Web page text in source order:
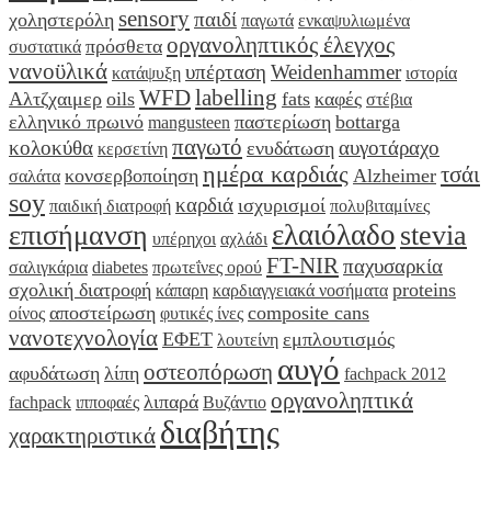
χοληστερόλη sensoryπαιδί παγωτά ενκαψυλιωμένα
συστατικά πρόσθετα οργανοληπτικός έλεγχος
νανοϋλικά κατάψυξη υπέρταση Weidenhammer ιστορία
Αλτζχαιμερ oils WFDlabelling fats καφές στέβια
ελληνικό πρωινό mangusteen παστερίωση bottarga
κολοκύθα κερσετίνη παγωτό ενυδάτωση αυγοτάραχο
σαλάτα κονσερβοποίηση ημέρα καρδιάς Alzheimer τσάι
soy παιδική διατροφή καρδιά ισχυρισμοί πολυβιταμίνες
επισήμανση υπέρηχοι αχλάδι ελαιόλαδο stevia
σαλιγκάρια diabetes πρωτεΐνες ορού FT-NIR παχυσαρκία
σχολική διατροφή κάπαρη καρδιαγγειακά νοσήματα proteins
οίνος αποστείρωση φυτικές ίνες composite cans
νανοτεχνολογία ΕΦΕΤ λουτείνη εμπλουτισμός
αφυδάτωση λίπη οστεοπόρωση αυγό fachpack 2012
fachpack ιπποφαές λιπαρά Βυζάντιο οργανοληπτικά
χαρακτηριστικά διαβήτης